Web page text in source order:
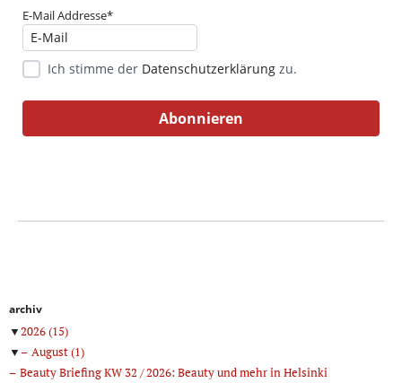
E-Mail Addresse*
Ich stimme der Datenschutzerklärung zu.
archiv
▼2026(15)
▼
August(1)
Beauty Briefing KW 32 / 2026: Beauty und mehr in Helsinki